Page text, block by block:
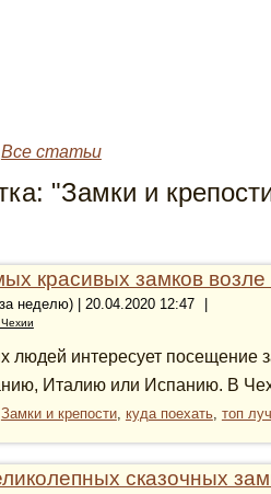
Все статьи
"Замки и
красивых замков возле
неделю) | 20.04.2020 12:47
людей интересует посещение
Италию или Испанию. В
Замки и крепости, куда поехать, топ
сказочных